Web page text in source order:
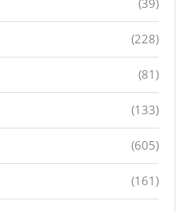
(39)
(228)
(81)
(133)
(605)
(161)